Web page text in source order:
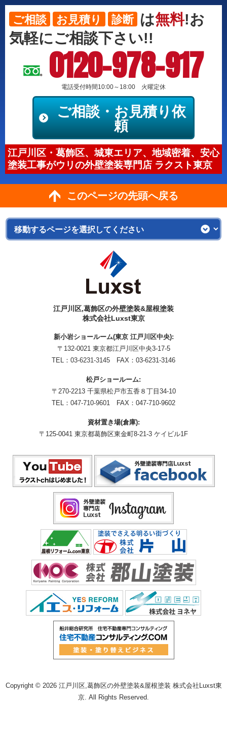
ご相談 お見積り 診断 は無料!お
気軽にご相談下さい!!
0120-978-917
電話受付時間10:00～18:00 火曜定休
ご相談・お見積り依
頼
江戸川区・葛飾区、城東エリア、地域密着、安心
塗装工事がウリの外壁塗装専門店 ラクスト東京
このページの先頭へ戻る
江戸川区,葛飾区の外壁塗装&屋根塗装
株式会社Luxst東京
新小岩ショールーム(東京 江戸川区中央):
〒132-0021 東京都江戸川区中央3-17-5
TEL： 03-6231-3145 FAX：03-6231-3146
松戸ショールーム:
〒270-2213 千葉県松戸市五香８丁目34-10
TEL： 047-710-9601 FAX：047-710-9602
資材置き場(倉庫):
〒125-0041 東京都葛飾区東金町8-21-3 ケイビル1F
Copyright © 2026 江戸川区,葛飾区の外壁塗装&屋根塗装 株式会社Luxst東
京. All Rights Reserved.